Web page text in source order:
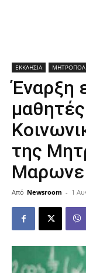
ΕΚΚΛΗΣΙΑ
Έναρξη
της
Από Newsroom - 1